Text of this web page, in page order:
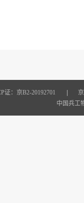
证：京B2-20192701
中国兵工